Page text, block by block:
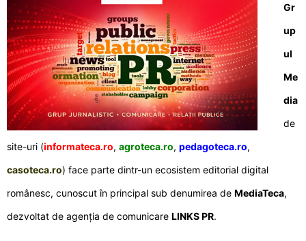
Gr
up
ul
Me
dia
de
site-uri (informateca.ro, agroteca.ro, pedagoteca.ro,
casoteca.ro) face parte dintr-un ecosistem editorial digital
românesc, cunoscut în principal sub denumirea de MediaTeca,
dezvoltat de agenția de comunicare LINKS PR.